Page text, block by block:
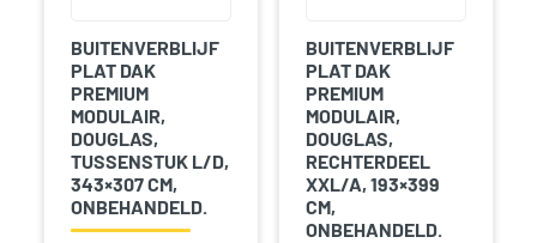
BUITENVERBLIJF
PLAT DAK
PREMIUM
MODULAIR,
DOUGLAS,
TUSSENSTUK L/D,
343×307 CM,
ONBEHANDELD.
BUITENVERBLIJF
PLAT DAK
PREMIUM
MODULAIR,
DOUGLAS,
RECHTERDEEL
XXL/A, 193×399
CM,
ONBEHANDELD.